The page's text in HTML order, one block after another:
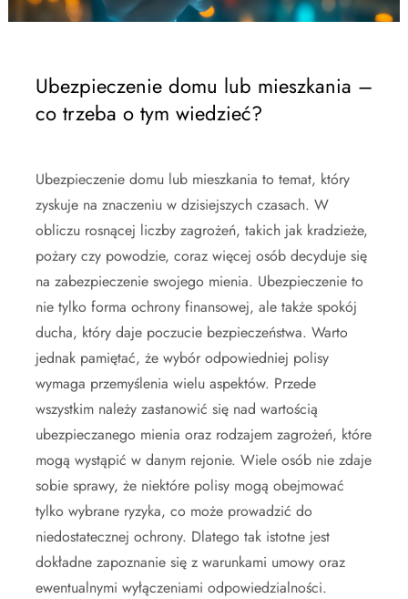
Ubezpieczenie domu lub mieszkania –
co trzeba o tym wiedzieć?
Ubezpieczenie domu lub mieszkania to temat, który
zyskuje na znaczeniu w dzisiejszych czasach. W
obliczu rosnącej liczby zagrożeń, takich jak kradzieże,
pożary czy powodzie, coraz więcej osób decyduje się
na zabezpieczenie swojego mienia. Ubezpieczenie to
nie tylko forma ochrony finansowej, ale także spokój
ducha, który daje poczucie bezpieczeństwa. Warto
jednak pamiętać, że wybór odpowiedniej polisy
wymaga przemyślenia wielu aspektów. Przede
wszystkim należy zastanowić się nad wartością
ubezpieczanego mienia oraz rodzajem zagrożeń, które
mogą wystąpić w danym rejonie. Wiele osób nie zdaje
sobie sprawy, że niektóre polisy mogą obejmować
tylko wybrane ryzyka, co może prowadzić do
niedostatecznej ochrony. Dlatego tak istotne jest
dokładne zapoznanie się z warunkami umowy oraz
ewentualnymi wyłączeniami odpowiedzialności.